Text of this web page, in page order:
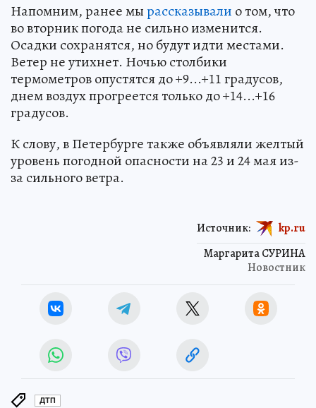
Напомним, ранее мырассказывали о том, что
во вторник погода не сильно изменится.
Осадки сохранятся, но будут идти местами.
Ветер не утихнет. Ночью столбики
термометров опустятся до +9...+11 градусов,
днем воздух прогреется только до +14...+16
градусов.
К слову, в Петербурге также объявляли желтый
уровень погодной опасности на 23 и 24 мая из-
за сильного ветра.
Маргарита СУРИНА
Новостник
Источник: kp.ru
ДТП